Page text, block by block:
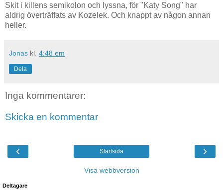
Skit i killens semikolon och lyssna, för "Katy Song" har
aldrig överträffats av Kozelek. Och knappt av någon annan
heller.
Jonas kl. 4:48 em
Dela
Inga kommentarer:
Skicka en kommentar
‹ ›
Startsida
Visa webbversion
Deltagare